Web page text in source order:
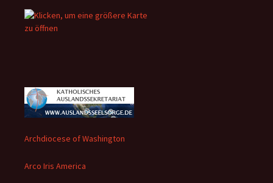
Archdiocese of Washington
Arco Iris America